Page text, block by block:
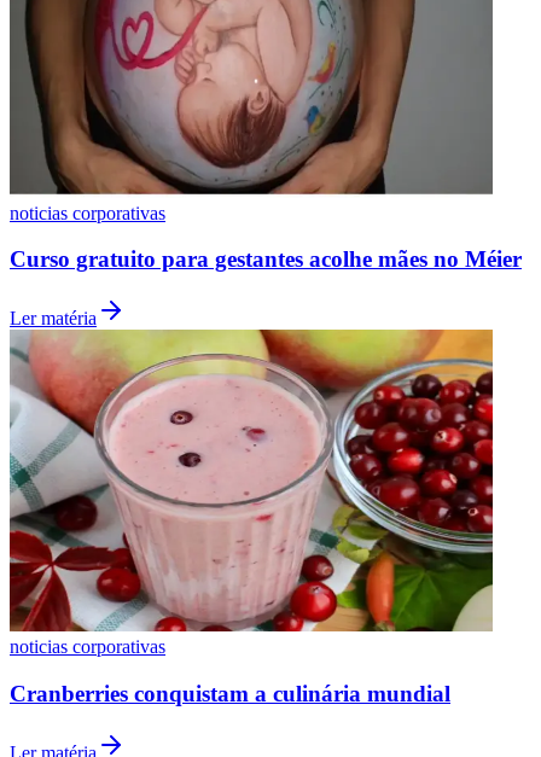
Vasco
noticias corporativas
Curso gratuito para gestantes acolhe mães no Méier
Ler matéria
noticias corporativas
Cranberries conquistam a culinária mundial
Ler matéria